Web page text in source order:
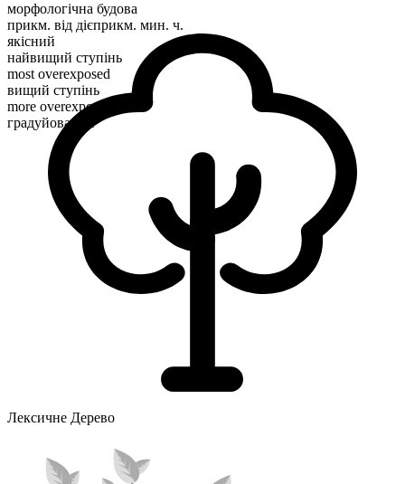
морфологічна будова
прикм. від дієприкм. мин. ч.
якісний
найвищий ступінь
most overexposed
вищий ступінь
more overexposed
градуйований
Лексичне Дерево